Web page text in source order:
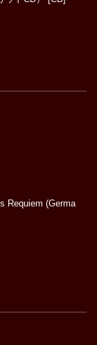
Requiem (Germa